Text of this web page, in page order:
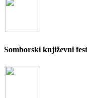
Somborski književni